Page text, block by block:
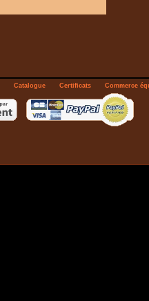
Catalogue Certificats Commerce